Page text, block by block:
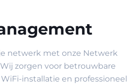
netwerk met onze Netwerk
zorgen voor betrouwbare
installatie en professioneel